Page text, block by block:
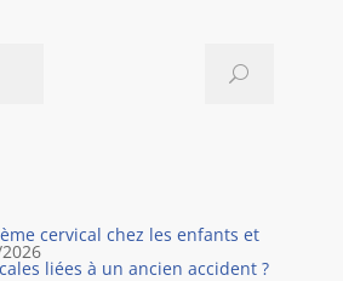
cervical chez les enfants et
liées à un ancien accident ?